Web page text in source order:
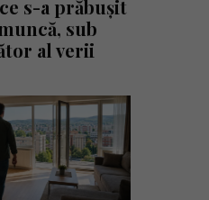
s-a prăbușit
sub
al verii